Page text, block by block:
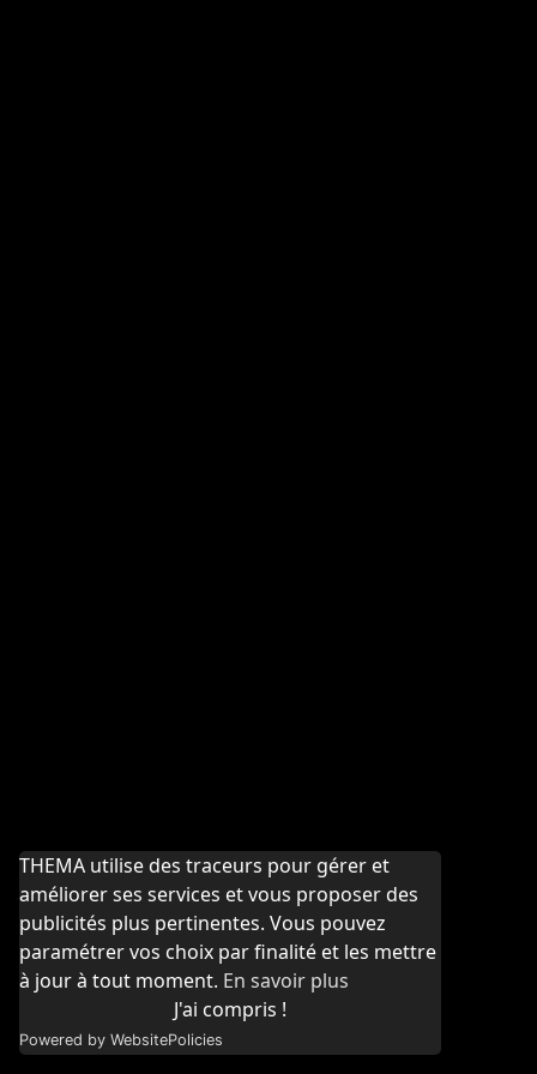
THEMA utilise des traceurs pour gérer et
améliorer ses services et vous proposer des
publicités plus pertinentes. Vous pouvez
paramétrer vos choix par finalité et les mettre
à jour à tout moment. En savoir plus
J'ai compris !
Powered by WebsitePolicies